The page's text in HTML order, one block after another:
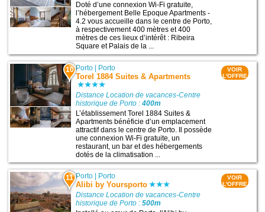
Doté d’une connexion Wi-Fi gratuite,
l’hébergement Belle Epoque Apartments -
4.2 vous accueille dans le centre de Porto,
à respectivement 400 mètres et 400
mètres de ces lieux d’intérêt : Ribeira
Square et Palais de la ...
10 Porto | Porto
Torel 1884 Suites & Apartments
Distance Location de vacances-Centre
historique de Porto :400m
L’établissement Torel 1884 Suites &
Apartments bénéficie d’un emplacement
attractif dans le centre de Porto. Il possède
une connexion Wi-Fi gratuite, un
restaurant, un bar et des hébergements
dotés de la climatisation ...
VOIR
L'OFFRE
11 Porto | Porto
Alibi by Yoursporto
Distance Location de vacances-Centre
historique de Porto :500m
VOIR
L'OFFRE